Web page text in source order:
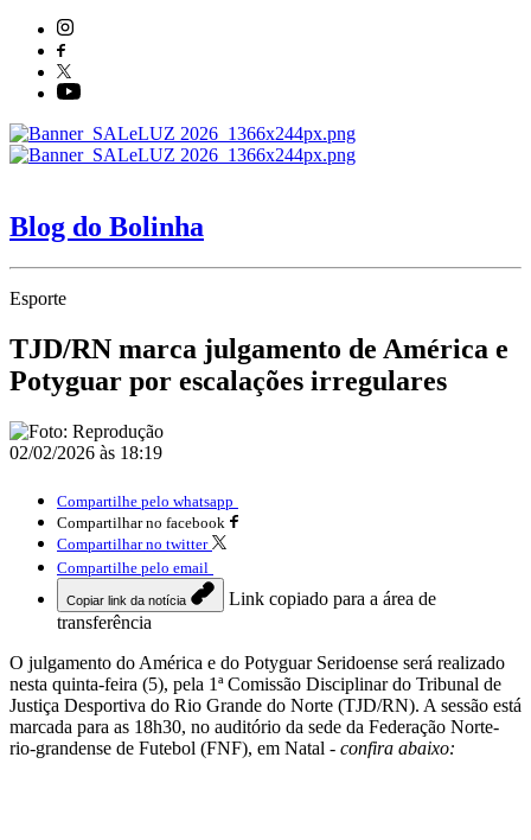
Blog do Bolinha
Esporte
TJD/RN marca julgamento de América e
Potyguar por escalações irregulares
02/02/2026 às 18:19
Compartilhe pelo whatsapp
Compartilhar no facebook
Compartilhar no twitter
Compartilhe pelo email
Copiar link da notícia
Link copiado para a área de
transferência
O julgamento do América e do Potyguar Seridoense será realizado
nesta quinta-feira (5), pela 1ª Comissão Disciplinar do Tribunal de
Justiça Desportiva do Rio Grande do Norte (TJD/RN). A sessão está
marcada para as 18h30, no auditório da sede da Federação Norte-
rio-grandense de Futebol (FNF), em Natal - confira abaixo: